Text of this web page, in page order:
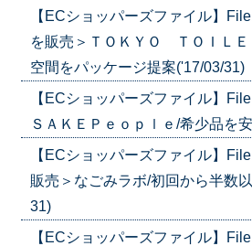
【ECショッパーズファイル】
を販売＞ＴＯＫＹＯ ＴＯＩＬ
空間をパッケージ提案('17/03/31)
【ECショッパーズファイル】
ＳＡＫＥＰｅｏｐｌｅ/希少品を
【ECショッパーズファイル】
販売＞なごみラボ/初回から半数
31)
【ECショッパーズファイル】